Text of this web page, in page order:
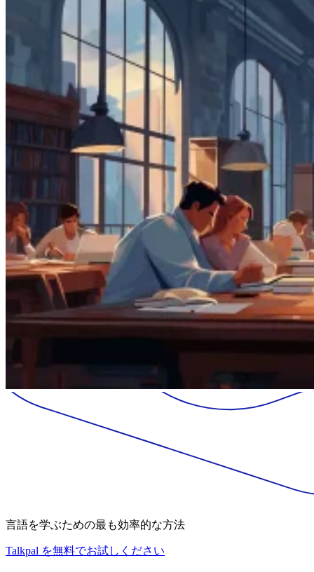
言語を学ぶための最も効率的な方法
Talkpal を無料でお試しください